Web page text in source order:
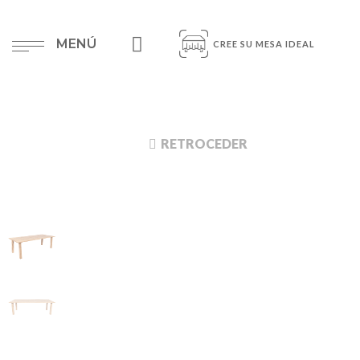
MENÚ CREE SU MESA IDEAL
RETROCEDER